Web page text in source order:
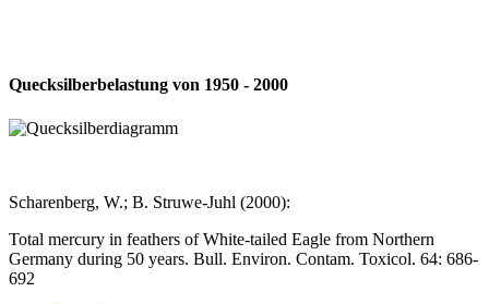
Quecksilberbelastung von 1950 - 2000
Scharenberg, W.; B. Struwe-Juhl (2000):
Total mercury in feathers of White-tailed Eagle from Northern
Germany during 50 years. Bull. Environ. Contam. Toxicol. 64: 686-
692